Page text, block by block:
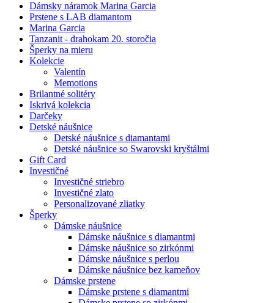
Dámsky náramok Marina Garcia
Prstene s LAB diamantom
Marina Garcia
Tanzanit - drahokam 20. storočia
Šperky na mieru
Kolekcie
Valentín
Memotions
Brilantné solitéry
Iskrivá kolekcia
Darčeky
Detské náušnice
Detské náušnice s diamantami
Detské náušnice so Swarovski kryštálmi
Gift Card
Investičné
Investičné striebro
Investičné zlato
Personalizované zliatky
Šperky
Dámske náušnice
Dámske náušnice s diamantmi
Dámske náušnice so zirkónmi
Dámske náušnice s perlou
Dámske náušnice bez kameňov
Dámske prstene
Dámske prstene s diamantmi